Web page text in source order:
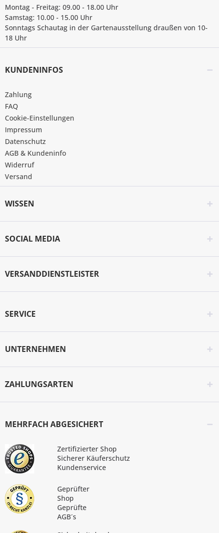
Montag - Freitag: 09.00 - 18.00 Uhr
Samstag: 10.00 - 15.00 Uhr
Sonntags Schautag in der Gartenausstellung draußen von 10-
18 Uhr
KUNDENINFOS
Zahlung
FAQ
Cookie-Einstellungen
Impressum
Datenschutz
AGB & Kundeninfo
Widerruf
Versand
WISSEN
SOCIAL MEDIA
VERSANDDIENSTLEISTER
SERVICE
UNTERNEHMEN
ZAHLUNGSARTEN
MEHRFACH ABGESICHERT
Zertifizierter Shop
Sicherer Käuferschutz
Kundenservice
Geprüfter
Shop
Geprüfte
AGB´s